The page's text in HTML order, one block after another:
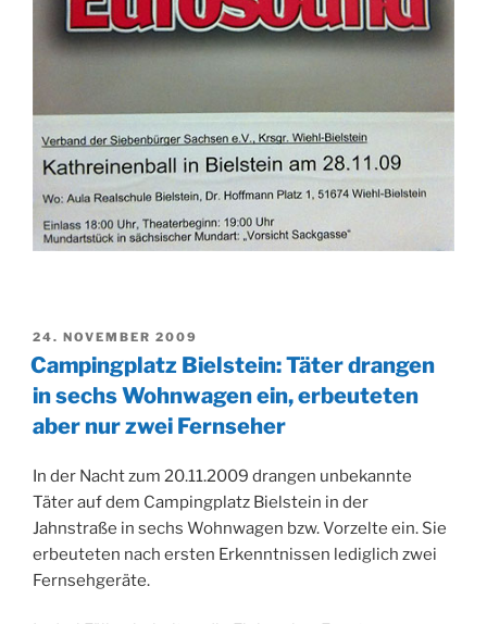
VERÖFFENTLICHT
AM
24. NOVEMBER 2009
Campingplatz Bielstein: Täter drangen
in sechs Wohnwagen ein, erbeuteten
aber nur zwei Fernseher
In der Nacht zum 20.11.2009 drangen unbekannte
Täter auf dem Campingplatz Bielstein in der
Jahnstraße in sechs Wohnwagen bzw. Vorzelte ein. Sie
erbeuteten nach ersten Erkenntnissen lediglich zwei
Fernsehgeräte.